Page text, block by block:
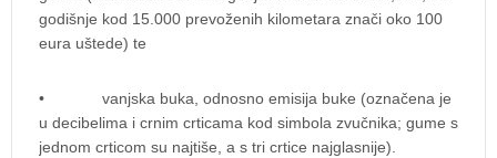
godišnje kod 15.000 prevoženih kilometara znači oko 100
eura uštede) te
• vanjska buka, odnosno emisija buke (označena je
u decibelima i crnim crticama kod simbola zvučnika; gume s
jednom crticom su najtiše, a s tri crtice najglasnije).